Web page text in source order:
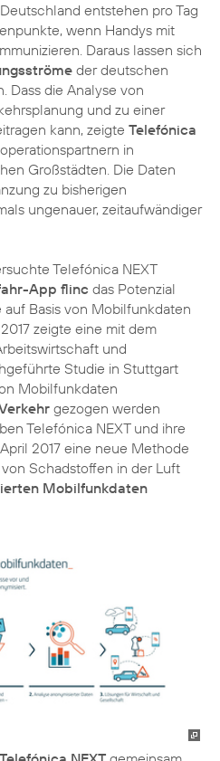
entstehen pro Tag
wenn Handys mit
Daraus lassen sich
der deutschen
Dass die Analyse von
und zu einer
kann, zeigte Telefónica
in
Großstädten. Die Daten
zu bisherigen
ungenauer, zeitaufwändiger
Telefónica NEXT
App flinc das Potenzial
Basis von Mobilfunkdaten
zeigte eine mit dem
und
Studie in Stuttgart
Mobilfunkdaten
gezogen werden
Telefónica NEXT und ihre
2017 eine neue Methode
Schadstoffen in der Luft
Mobilfunkdaten